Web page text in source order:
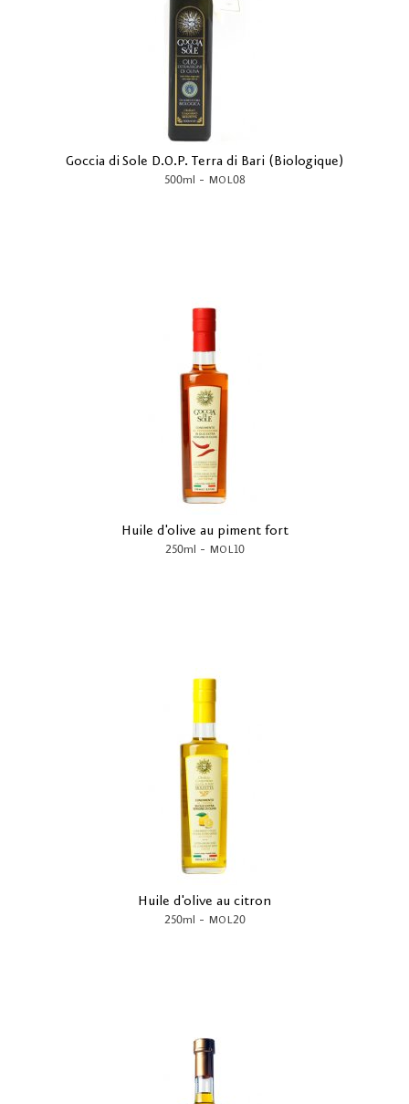
Goccia di Sole D.O.P. Terra di Bari (Biologique)
500ml - MOL08
Huile d'olive au piment fort
250ml - MOL10
Huile d'olive au citron
250ml - MOL20